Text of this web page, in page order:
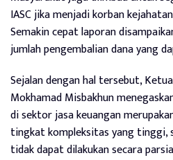
IASC jika menjadi korban
Semakin cepat laporan
jumlah pengembalian dana yang
Sejalan dengan hal tersebut,
Mokhamad Misbakhun
di sektor jasa keuangan
tingkat kompleksitas yang tinggi,
tidak dapat dilakukan secara